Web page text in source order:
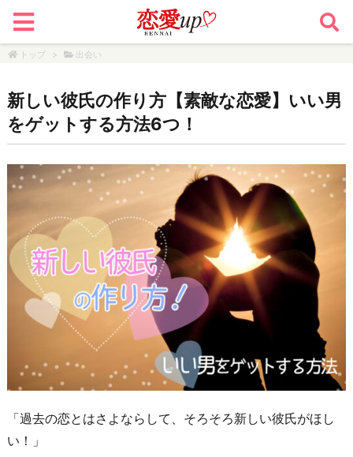
トップ > 出会い
新しい彼氏の作り方【素敵な恋愛】いい男
をゲットする方法6つ！
「過去の恋とはさよならして、そろそろ新しい彼氏がほし
い！」